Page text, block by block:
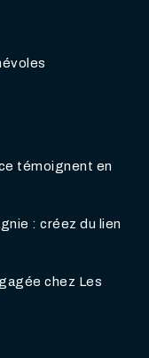
témoignent en
: créez du lien
chez Les